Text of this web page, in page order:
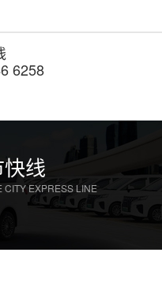
6258
线
CITY EXPRESS LINE